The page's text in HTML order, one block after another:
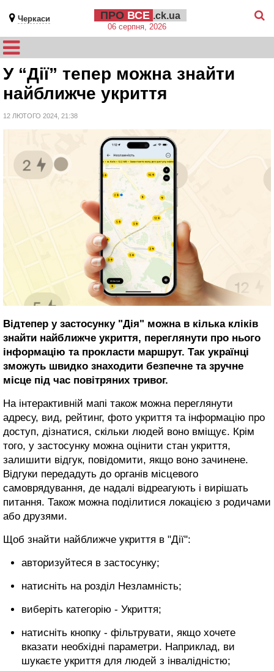
Черкаси ПРО ВСЕ .ck.ua
06 серпня, 2026
У “Дії” тепер можна знайти
найближче укриття
12 ЛЮТОГО 2024, 21:38
Відтепер у застосунку "Дія" можна в кілька кліків
знайти найближче укриття, переглянути про нього
інформацію та прокласти маршрут. Так українці
зможуть швидко знаходити безпечне та зручне
місце під час повітряних тривог.
На інтерактивній мапі також можна переглянути
адресу, вид, рейтинг, фото укриття та інформацію про
доступ, дізнатися, скільки людей воно вміщує. Крім
того, у застосунку можна оцінити стан укриття,
залишити відгук, повідомити, якщо воно зачинене.
Відгуки передадуть до органів місцевого
самоврядування, де надалі відреагують і вирішать
питання. Також можна поділитися локацією з родичами
або друзями.
Щоб знайти найближче укриття в "Дії":
авторизуйтеся в застосунку;
натисніть на розділ Незламність;
виберіть категорію - Укриття;
натисніть кнопку - фільтрувати, якщо хочете
вказати необхідні параметри. Наприклад, ви
шукаєте укриття для людей з інвалідністю;